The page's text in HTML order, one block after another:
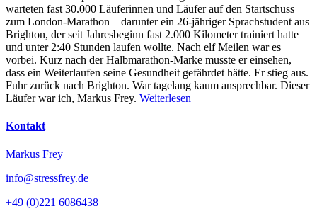
warteten fast 30.000 Läuferinnen und Läufer auf den Startschuss
zum London-Marathon – darunter ein 26-jähriger Sprachstudent aus
Brighton, der seit Jahresbeginn fast 2.000 Kilometer trainiert hatte
und unter 2:40 Stunden laufen wollte. Nach elf Meilen war es
vorbei. Kurz nach der Halbmarathon-Marke musste er einsehen,
dass ein Weiterlaufen seine Gesundheit gefährdet hätte. Er stieg aus.
Fuhr zurück nach Brighton. War tagelang kaum ansprechbar. Dieser
Läufer war ich, Markus Frey. Weiterlesen
Kontakt
Markus Frey
info@stressfrey.de
+49 (0)221 6086438